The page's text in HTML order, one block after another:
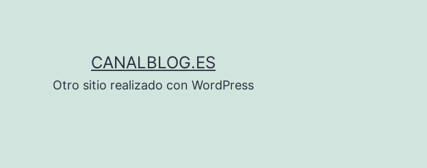
CANALBLOG.ES
Otro sitio realizado con WordPress